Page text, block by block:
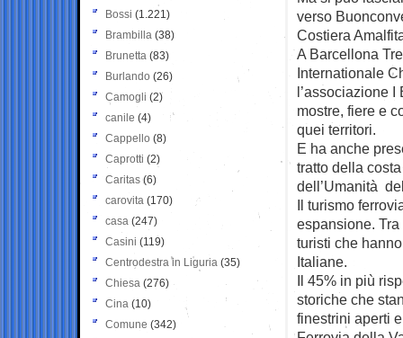
verso
Costiera
A Barcellona
Internationale
l’associazione
mostre, fiere e
quei territori.
E ha anche
tratto della
dell’Umanità
Il turismo
espansione.
turisti che
Italiane.
Il 45% in più
storiche che
finestrini aperti
Bossi (1.221)
Brambilla (38)
Brunetta (83)
Burlando (26)
Camogli (2)
canile (4)
Cappello (8)
Caprotti (2)
Caritas (6)
carovita (170)
casa (247)
Casini (119)
Centrodestra in Liguria (35)
Chiesa (276)
Cina (10)
Comune (342)